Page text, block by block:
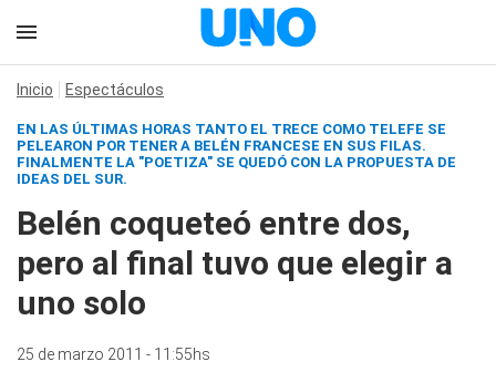
Inicio Espectáculos
EN LAS ÚLTIMAS HORAS TANTO EL TRECE COMO TELEFE SE
PELEARON POR TENER A BELÉN FRANCESE EN SUS FILAS.
FINALMENTE LA "POETIZA" SE QUEDÓ CON LA PROPUESTA DE
IDEAS DEL SUR.
Belén coqueteó entre dos,
pero al final tuvo que elegir a
uno solo
25 de marzo 2011 - 11:55hs